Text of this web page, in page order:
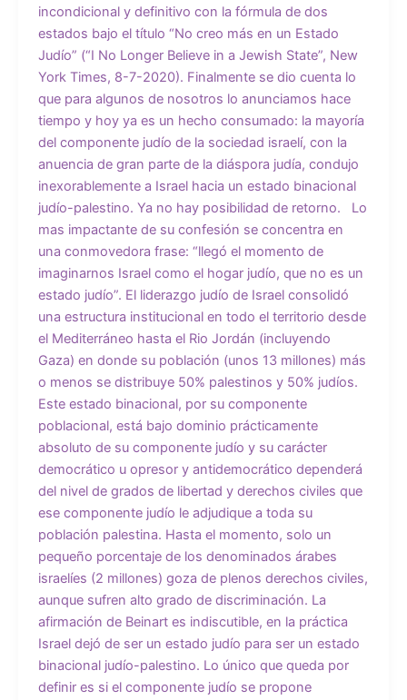
incondicional y definitivo con la fórmula de dos
estados bajo el título “No creo más en un Estado
Judío” (“I No Longer Believe in a Jewish State”, New
York Times, 8-7-2020). Finalmente se dio cuenta lo
que para algunos de nosotros lo anunciamos hace
tiempo y hoy ya es un hecho consumado: la mayoría
del componente judío de la sociedad israelí, con la
anuencia de gran parte de la diáspora judía, condujo
inexorablemente a Israel hacia un estado binacional
judío-palestino. Ya no hay posibilidad de retorno. Lo
mas impactante de su confesión se concentra en
una conmovedora frase: “llegó el momento de
imaginarnos Israel como el hogar judío, que no es un
estado judío”. El liderazgo judío de Israel consolidó
una estructura institucional en todo el territorio desde
el Mediterráneo hasta el Rio Jordán (incluyendo
Gaza) en donde su población (unos 13 millones) más
o menos se distribuye 50% palestinos y 50% judíos.
Este estado binacional, por su componente
poblacional, está bajo dominio prácticamente
absoluto de su componente judío y su carácter
democrático u opresor y antidemocrático dependerá
del nivel de grados de libertad y derechos civiles que
ese componente judío le adjudique a toda su
población palestina. Hasta el momento, solo un
pequeño porcentaje de los denominados árabes
israelíes (2 millones) goza de plenos derechos civiles,
aunque sufren alto grado de discriminación. La
afirmación de Beinart es indiscutible, en la práctica
Israel dejó de ser un estado judío para ser un estado
binacional judío-palestino. Lo único que queda por
definir es si el componente judío se propone